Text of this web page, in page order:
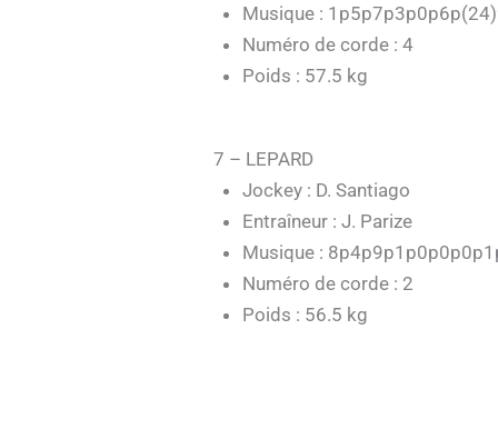
Musique :
Numéro de corde : 4
Poids : 57.5 kg
7 – LEPARD
Jockey : D. Santiago
Entraîneur : J. Parize
Musique :
Numéro de corde : 2
Poids : 56.5 kg